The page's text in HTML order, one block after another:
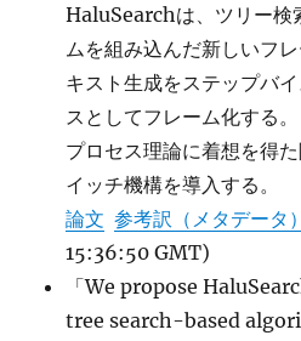
HaluSearchは、ツリー検
ムを組み込んだ新しいフ
キスト生成をステップバ
スとしてフレーム化する
プロセス理論に着想を得
イッチ機構を導入する。
論文 参考訳（メタデータ）
15:36:50 GMT)
「We propose
tree search-based